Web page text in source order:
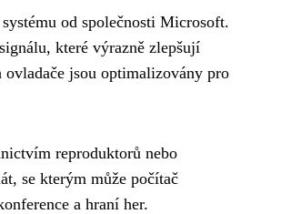
od společnosti Microsoft.
které výrazně zlepšují
jsou optimalizovány pro
reproduktorů nebo
se kterým může počítač
a hraní her.